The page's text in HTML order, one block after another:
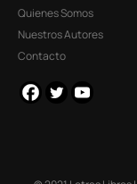
Quienes Somos
Nuestros Autores
Contacto